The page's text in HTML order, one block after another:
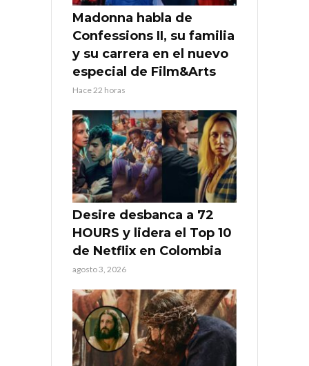
Madonna habla de
Confessions II, su familia
y su carrera en el nuevo
especial de Film&Arts
Hace 22 horas
Desire desbanca a 72
HOURS y lidera el Top 10
de Netflix en Colombia
agosto 3, 2026